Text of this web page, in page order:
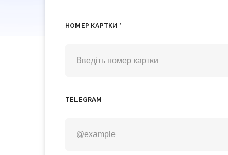
НОМЕР КАРТКИ *
TELEGRAM